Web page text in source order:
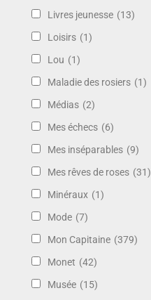
Livres jeunesse (13)
Loisirs (1)
Lou (1)
Maladie des rosiers (1)
Médias (2)
Mes échecs (6)
Mes inséparables (9)
Mes rêves de roses (31)
Minéraux (1)
Mode (7)
Mon Capitaine (379)
Monet (42)
Musée (15)